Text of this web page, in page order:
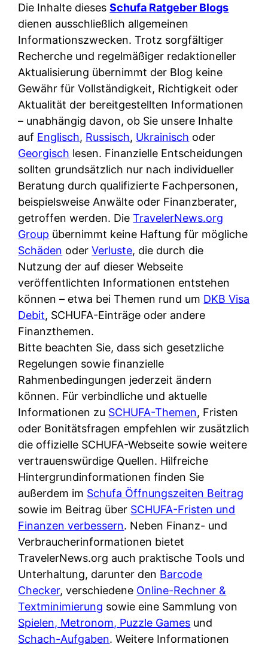
e
D
a
t
e
n
w
i
r
k
l
i
c
h
?
n
d
e
r
n
u
n
k
t
i
o
n
i
e
r
e
n
r
u
s
s
i
s
h
e
B
a
n
k
k
a
r
t
e
n
M
I
R
e
r
A
p
p
&
O
n
l
i
n
e
:
W
a
s
i
s
t
w
i
r
k
l
i
c
h
k
o
s
t
e
n
l
o
s
u
n
d
w
b
H
-
M
y
t
h
o
s
:
W
e
n
n
d
e
r
S
c
h
u
t
z
d
e
r
F
i
r
m
a
a
m
p
r
i
v
a
t
e
Die Inhalte diesesSchufa Ratgeber Blogs
dienen ausschließlich allgemeinen
Informationszwecken. Trotz sorgfältiger
Recherche und regelmäßiger redaktioneller
Aktualisierung übernimmt der Blog keine
Gewähr für Vollständigkeit, Richtigkeit oder
Aktualität der bereitgestellten Informationen
– unabhängig davon, ob Sie unsere Inhalte
auf Englisch, Russisch, Ukrainisch oder
Georgisch lesen. Finanzielle Entscheidungen
sollten grundsätzlich nur nach individueller
Beratung durch qualifizierte Fachpersonen,
beispielsweise Anwälte oder Finanzberater,
getroffen werden. DieTravelerNews.org
Group übernimmt keine Haftung für mögliche
Schäden oderVerluste, die durch die
Nutzung der auf dieser Webseite
veröffentlichten Informationen entstehen
können – etwa bei Themen rund um DKB Visa
Debit, SCHUFA-Einträge oder andere
Finanzthemen.
Bitte beachten Sie, dass sich gesetzliche
Regelungen sowie finanzielle
Rahmenbedingungen jederzeit ändern
können. Für verbindliche und aktuelle
Informationen zu SCHUFA-Themen, Fristen
oder Bonitätsfragen empfehlen wir zusätzlich
die offizielle SCHUFA-Webseite sowie weitere
vertrauenswürdige Quellen. Hilfreiche
Hintergrundinformationen finden Sie
außerdem im Schufa Öffnungszeiten Beitrag
sowie im Beitrag über SCHUFA-Fristen und
Finanzen verbessern. Neben Finanz- und
Verbraucherinformationen bietet
TravelerNews.org auch praktische Tools und
Unterhaltung, darunter den Barcode
Checker, verschiedene Online-Rechner &
Textminimierung sowie eine Sammlung von
Spielen, Metronom, Puzzle Games und
Schach-Aufgaben. Weitere Informationen